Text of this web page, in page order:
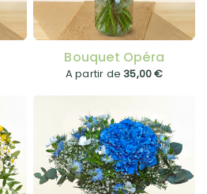
Bouquet Opéra
A partir de35,00 €